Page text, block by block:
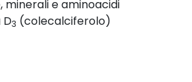
minerali e aminoacidi
D3 (colecalciferolo)